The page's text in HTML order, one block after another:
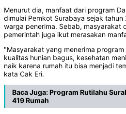
Menurut dia, manfaat dari program
dimulai Pemkot Surabaya sejak
warga penerima. Sebab, masyarakat
pemerintah juga ikut merasakan
"Masyarakat yang menerima
kualitas hunian bagus, kesehatan
naik karena rumah itu bisa menjadi
kata Cak Eri.
Baca Juga:Program Rutilahu
419 Rumah